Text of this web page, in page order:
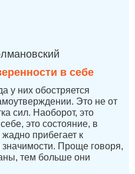
в себе
у них обостряется
Это не от
сил. Наоборот, это
это состояние, в
прибегает к
Проще говоря,
тем больше они